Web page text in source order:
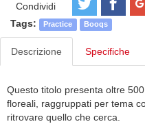
Condividi
Tags:
Practice Booqs
Descrizione Specifiche
Questo titolo presenta oltre
floreali, raggruppati per tema
ritrovare quello che cerca.